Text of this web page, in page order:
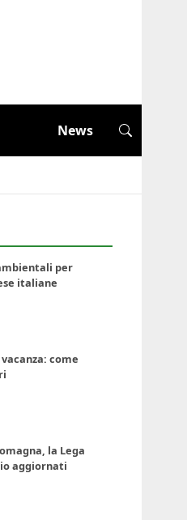
News
per
italiane
come
la Lega
aggiornati